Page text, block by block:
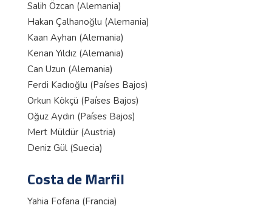
Salih Özcan (Alemania)
Hakan Çalhanoğlu (Alemania)
Kaan Ayhan (Alemania)
Kenan Yıldız (Alemania)
Can Uzun (Alemania)
Ferdi Kadıoğlu (Países Bajos)
Orkun Kökçü (Países Bajos)
Oğuz Aydın (Países Bajos)
Mert Müldür (Austria)
Deniz Gül (Suecia)
Costa de Marfil
Yahia Fofana (Francia)